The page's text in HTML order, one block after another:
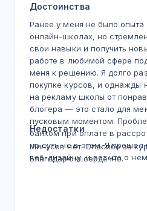
Достоинства
Ранее у меня не было опыта
онлайн-школах, но
свои навыки и получить
работе в любимой сфере
меня к решению. Я долго
покупке курсов, и однажды
на рекламу школы от
блогера — это стало для
пусковым моментом.
банком при оплате в
но суть не в этом. Я прошел
веб-дизайну, и вот что о
Недостатки
Минусов нет. Спасибо за
Благодарюю сердечно.